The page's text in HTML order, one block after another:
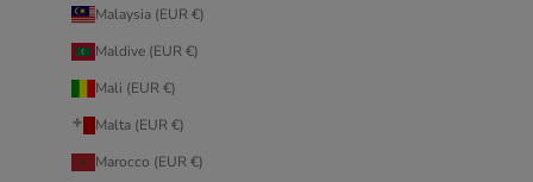
Malaysia (EUR €)
Maldive (EUR €)
Mali (EUR €)
Malta (EUR €)
Marocco (EUR €)